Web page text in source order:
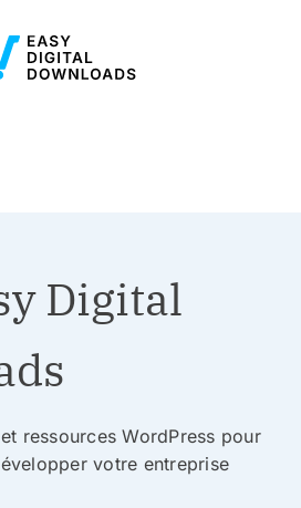
Digital
ressources WordPress pour
votre entreprise